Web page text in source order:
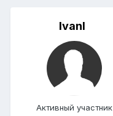
IvanI
Активный участник